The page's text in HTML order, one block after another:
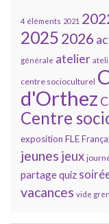
4 éléments 2021
20252026
générale atelier
centre socioculturel
d'Orthez
Centre
exposition FLE
jeunes jeux
partagequiz
vacances vide